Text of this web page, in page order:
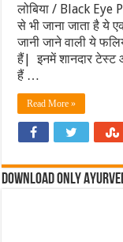
लोबिया / Black Eye
से भी जाना जाता है
जानी जाने वाली ये
हैं| इनमें शानदार टेस्ट
हैं …
Read More »
Download Only